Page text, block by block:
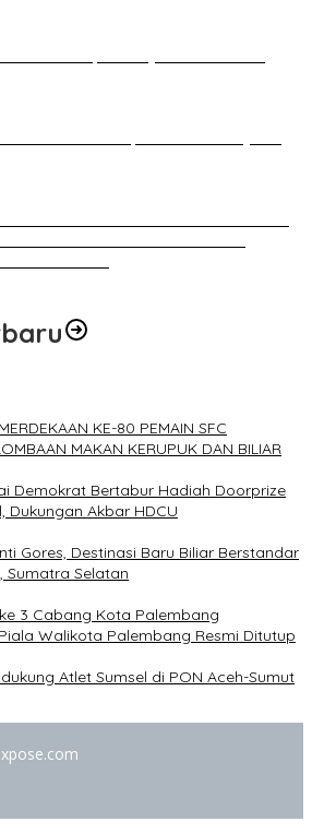
KE-80 PEMAIN SFC
MAKAN KERUPUK DAN BILIAR
Demokrat Bertabur Hadiah Doorprize
Dukungan Akbar HDCU
Gores, Destinasi Baru Biliar Berstandar
Sumatra Selatan
3 Cabang Kota Palembang
Walikota Palembang Resmi Ditutup
Atlet Sumsel di PON Aceh-Sumut